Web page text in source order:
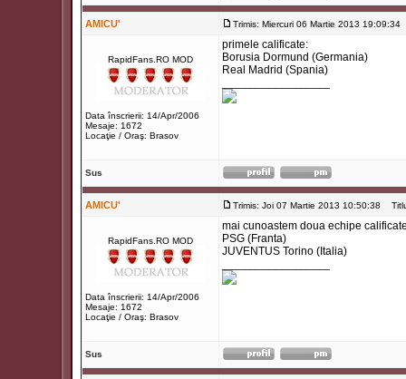
AMICU' Trimis: Miercuri 06 Martie 2013 19:09:34
RapidFans.RO MOD
Data înscrierii: 14/Apr/2006
Mesaje: 1672
Locaţie / Oraş: Brasov
primele calificate:
Borusia Dormund (Germania)
Real Madrid (Spania)
Sus
AMICU' Trimis: Joi 07 Martie 2013 10:50:38
RapidFans.RO MOD
Data înscrierii: 14/Apr/2006
Mesaje: 1672
Locaţie / Oraş: Brasov
mai cunoastem doua echipe
PSG (Franta)
JUVENTUS Torino (Italia)
Sus